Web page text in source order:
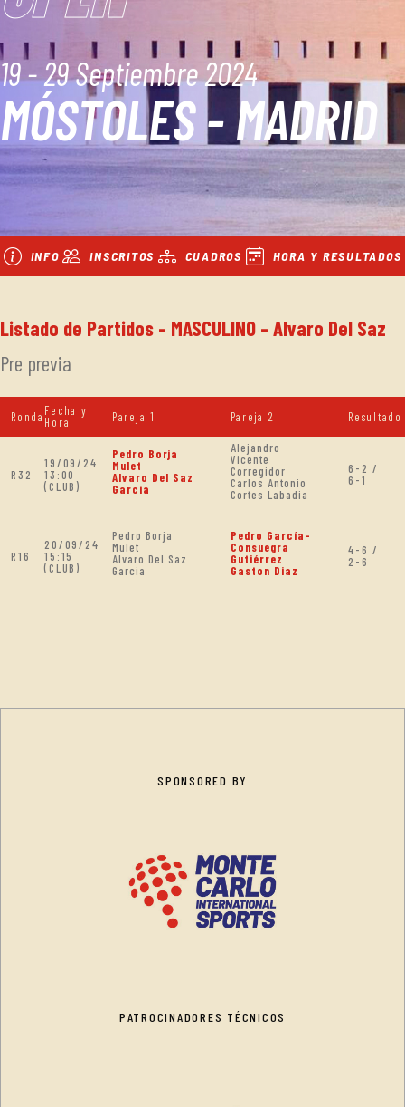
19 - 29 Septiembre 2024
MÓSTOLES - MADRID
INFO INSCRITOS CUADROS HORA Y RESULTADOS
Listado de Partidos - MASCULINO - Alvaro Del Saz
Pre previa
Ronda Fecha y
Hora
Pareja 1 Pareja 2 Resultado
R32
19/09/24
13:00
(CLUB)
Pedro Borja
Mulet
Alvaro Del Saz
Garcia
Alejandro
Vicente
Corregidor
Carlos Antonio
Cortes Labadia
6-2 /
6-1
R16
20/09/24
15:15
(CLUB)
Pedro Borja
Mulet
Alvaro Del Saz
Garcia
Pedro García-
Consuegra
Gutiérrez
Gaston Diaz
4-6 /
2-6
SPONSORED BY
PATROCINADORES TÉCNICOS